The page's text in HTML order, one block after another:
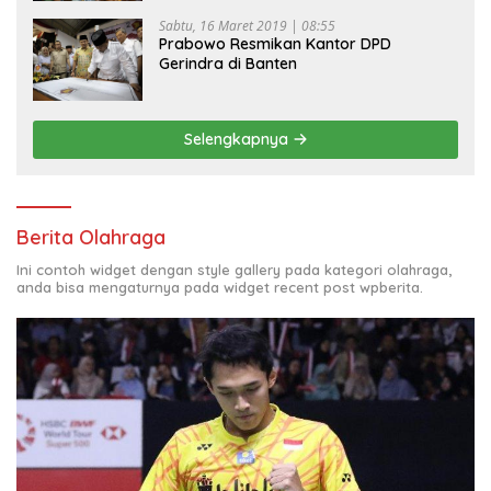
Sabtu, 16 Maret 2019 | 08:55
Prabowo Resmikan Kantor DPD
Gerindra di Banten
Selengkapnya
Berita Olahraga
Ini contoh widget dengan style gallery pada kategori olahraga,
anda bisa mengaturnya pada widget recent post wpberita.